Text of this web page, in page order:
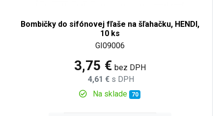
Bombičky do sifónovej fľaše na šľahačku, HENDI,
10 ks
GI09006
3,75 € bez DPH
4,61 € s DPH
Na sklade
70